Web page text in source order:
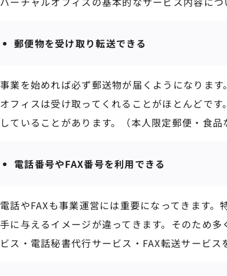
郵便物を受け取り転送できる
事業を始めれば必ず郵送物が届くようになりま
オフィスは受け取ってくれることがほとんどで
していることがあります。（本人限定郵便・食品
電話番号やFAX番号を利用できる
電話やFAXも事業運営には重要になってきます
手に与えるイメージが違ってきます。そのため
ビス・電話秘書代行サービス・FAX転送サービス